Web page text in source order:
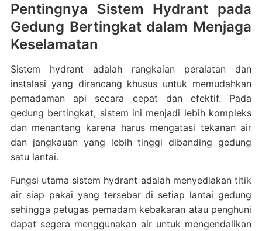
Pentingnya Sistem Hydrant pada
Gedung Bertingkat dalam Menjaga
Keselamatan
Sistem hydrant adalah rangkaian peralatan dan
instalasi yang dirancang khusus untuk memudahkan
pemadaman api secara cepat dan efektif. Pada
gedung bertingkat, sistem ini menjadi lebih kompleks
dan menantang karena harus mengatasi tekanan air
dan jangkauan yang lebih tinggi dibanding gedung
satu lantai.
Fungsi utama sistem hydrant adalah menyediakan titik
air siap pakai yang tersebar di setiap lantai gedung
sehingga petugas pemadam kebakaran atau penghuni
dapat segera menggunakan air untuk mengendalikan